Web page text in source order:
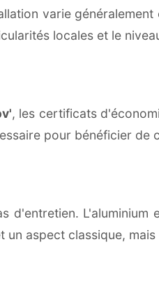
varie
locales et le
, les certificats
pour bénéficier de
L'aluminium
aspect classique,